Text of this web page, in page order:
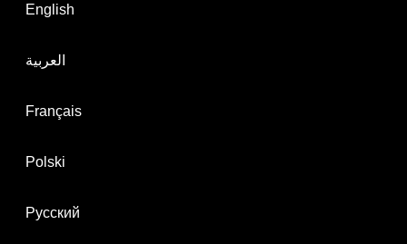
English
العربية
Français
Polski
Русский